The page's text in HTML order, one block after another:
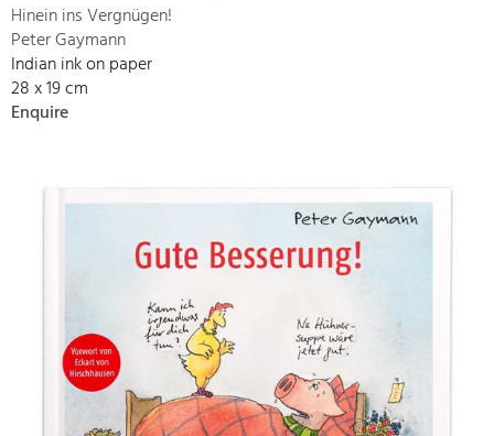
Hinein ins Vergnügen!
Peter Gaymann
Indian ink on paper
28 x 19 cm
Enquire